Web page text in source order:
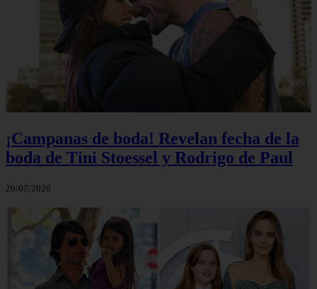
¡Campanas de boda! Revelan fecha de la
boda de Tini Stoessel y Rodrigo de Paul
29/07/2026